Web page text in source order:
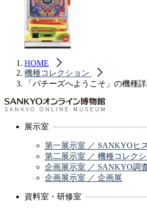
HOME
機種コレクション
「パチーズへようこそ」の機種
展示室
第一展示室 ／ SANKYOヒ
第二展示室 ／ 機種コレク
企画展示室 ／ SANKYO調
企画展示室 ／ 企画展
資料室・研修室